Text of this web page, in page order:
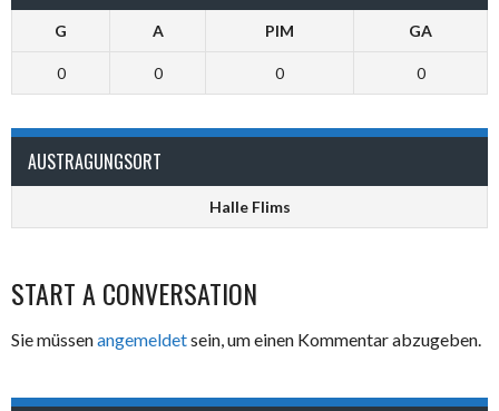
G A PIM GA
0 0 0 0
AUSTRAGUNGSORT
Halle Flims
START A CONVERSATION
Sie müssenangemeldetsein, um einen Kommentar abzugeben.